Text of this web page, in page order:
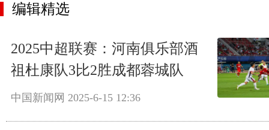
编辑精选
2025中超联赛：河南俱乐部酒
祖杜康队3比2胜成都蓉城队
中国新闻网 2025-6-15 12:36